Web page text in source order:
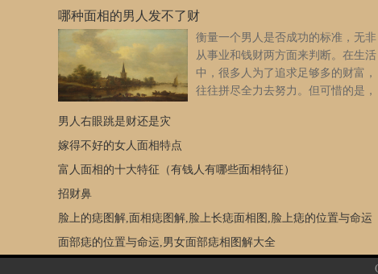
越郁闷，后来竟患上了轻微产后抑郁症。汪峰如临大敌，束手无
策。岳母李涿生告诉汪峰：“你别着急，高龄产妇大多有这种状
况，多给子怡关心。”汪峰将岳母的话记在心里，在家里做暖心丈
夫。很少做饭的他，主动下厨给章子怡熬汤，结果汤汁溢出，将
他的手背烫伤了，章子怡心疼地给丈夫贴创可贴。章子怡最喜欢
听汪峰的代表作《怒放的生命》，汪峰便天天在家里播放这首
歌。昂扬大气的旋律，在家里飘荡。置身音乐环境中，章子怡的
峰对妻子说：“我们也得为抗疫出一份力。”章子怡一向热心公益
慈善，她与丈夫一道捐款捐物。在汪峰的提议下，章子怡还在家
里录制视频，教网友们居家健身，如何控制疫情，并向抗疫一线
爱心的影后”。章子怡与汪峰3月初，章子怡从妈妈那里得知，自
己患的是产后抑郁症。她对汪峰说：“如果我的抑郁症越来越严
重，我绝不拖累你，会选择离开。”汪峰抓住章子怡的手：“这辈
格：勇敢、自信...虎年出生的人勇敢、好胜、难以捉摸、自信。
他们非常有魅力，也很受别人喜欢。但有时他们可能会冲动、易
怒和过度放纵。属虎的人性格倔强，判断力强，做事积极，敢于
表态，做事霸道。他们是权威的，从不背弃他们所说的话。凭借
极大的信心和不屈不挠的毅力，他们可以成为称职的领导者。他
们不会为任何事情做准备，但可以处理任何发生的事情。木虎、
火虎、土虎、金虎、水虎在中国元素理论中，每个生肖都与五种
60年为周期出现一次。从理论上讲，一个人的性格是由他们出生
年份的生肖和元素决定的。这意味着有五种类型的Tiger，每种都
志都有其独特的特征。十二生肖之间的爱情相配，大多考虑到了
每一种动物的普遍特征。只有性格相合的人才是好搭档。请参阅
下面的老虎与其他动物的兼容性。最佳搭配：马、狗或猪最糟糕
的：牛、蛇、山羊或猴子老虎2021年运势2021年中国虎运势2021
哪种面相的男人发不了财
衡量一个男人是否成功的标准，无非
从事业和钱财两方面来判断。在生活
中，很多人为了追求足够多的财富，
往往拼尽全力去努力。但可惜的是，
个人的命运不同，一个人财富多少从出生以来就注定，有时候并
不是通过努力就可以实现自己的愿望。有些人，从出生开始就注
定了辛苦一生，不管怎么挣扎都没用。日常生活中，这些运势坎
坷财运艰难的人，也会通过面相表现出来，下面就来看看，哪种
男人发不了财。 七种发不了财的男人面相 1、鼻孔朝天
的男人 在面相当中，鼻子是财富的象征，如果一个男人鼻孔
头的男人平时花钱大手大脚，只在乎当下的享受，缺乏长远的计
男人右眼跳是财还是灾
嫁得不好的女人面相特点
富人面相的十大特征（有钱人有哪些面相特征）
招财鼻
脸上的痣图解,面相痣图解,脸上长痣面相图,脸上痣的位置与命运
面部痣的位置与命运,男女面部痣相图解大全